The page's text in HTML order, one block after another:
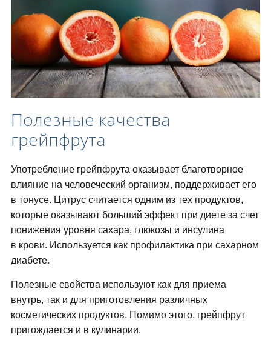
Полезные качества
грейпфрута
Употребление грейпфрута оказывает благотворное
влияние на человеческий организм, поддерживает его
в тонусе. Цитрус считается одним из тех продуктов,
которые оказывают больший эффект при диете за счет
понижения уровня сахара, глюкозы и инсулина
в крови. Используется как профилактика при сахарном
диабете.
Полезные свойства используют как для приема
внутрь, так и для приготовления различных
косметических продуктов. Помимо этого, грейпфрут
пригождается и в кулинарии.